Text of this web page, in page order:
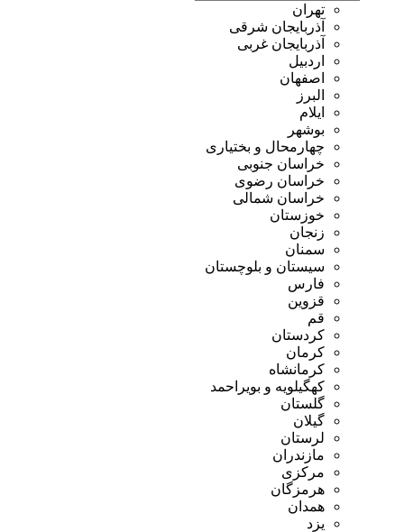
تهران
آذربایجان شرقی
آذربایجان غربی
اردبیل
اصفهان
البرز
ایلام
بوشهر
چهارمحال و بختیاری
خراسان جنوبی
خراسان رضوی
خراسان شمالی
خوزستان
زنجان
سمنان
سیستان و بلوچستان
فارس
قزوین
قم
کردستان
کرمان
کرمانشاه
کهگیلویه و بویراحمد
گلستان
گیلان
لرستان
مازندران
مرکزی
هرمزگان
همدان
یزد